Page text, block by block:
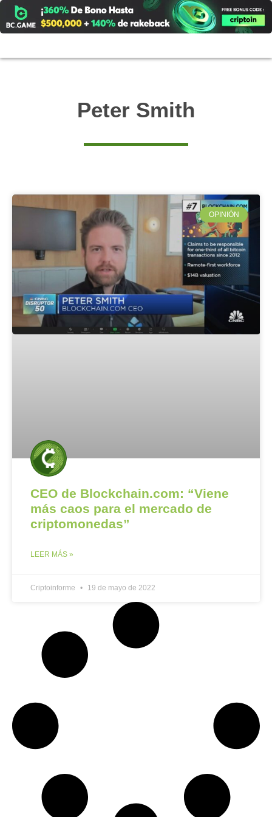
contenido
Peter Smith
OPINIÓN
CEO de Blockchain.com: “Viene
más caos para el mercado de
criptomonedas”
LEER MÁS »
Criptoinforme 19 de mayo de 2022